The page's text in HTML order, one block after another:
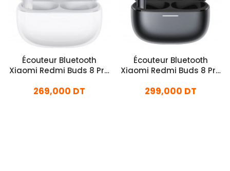
Écouteur Bluetooth
Xiaomi Redmi Buds 8 Pro
269,000 DT
Écouteur Bluetooth
Xiaomi Redmi Buds 8 Pro
299,000 DT